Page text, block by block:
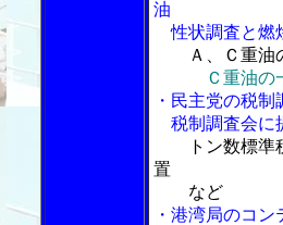
油
性状調査と燃
Ａ、Ｃ重
Ｃ重油の
・民主党の税
税制調査会に
トン数標
置
など
・港湾局のコ